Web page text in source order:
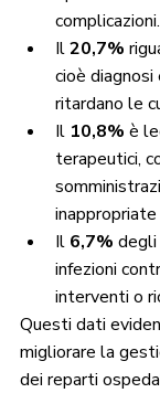
complicazioni.
Il 20,7%
cioè
ritardano le
Il 10,8% è
terapeutici,
Il 6,7% degli
infezioni
interventi o
Questi dati
migliorare la
dei reparti